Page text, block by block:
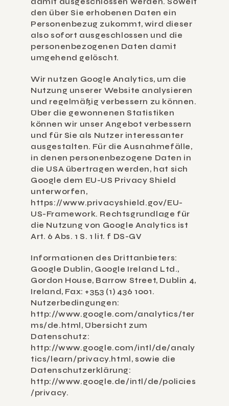
den über Sie erhobenen Daten ein
Personenbezug zukommt, wird dieser
also sofort ausgeschlossen und die
personenbezogenen Daten damit
umgehend gelöscht.
Wir nutzen Google Analytics, um die
Nutzung unserer Website analysieren
und regelmäßig verbessern zu können.
Über die gewonnenen Statistiken
können wir unser Angebot verbessern
und für Sie als Nutzer interessanter
ausgestalten. Für die Ausnahmefälle,
in denen personenbezogene Daten in
die USA übertragen werden, hat sich
Google dem EU-US Privacy Shield
unterworfen,
https://www.privacyshield.gov/EU-
US-Framework. Rechtsgrundlage für
die Nutzung von Google Analytics ist
Art. 6 Abs. 1 S. 1 lit. f DS-GV
Informationen des Drittanbieters:
Google Dublin, Google Ireland Ltd.,
Gordon House, Barrow Street, Dublin 4,
Ireland, Fax: +353 (1) 436 1001.
Nutzerbedingungen:
http://www.google.com/analytics/ter
ms/de.html, Übersicht zum
Datenschutz:
http://www.google.com/intl/de/analy
tics/learn/privacy.html, sowie die
Datenschutzerklärung:
http://www.google.de/intl/de/policies
/privacy.